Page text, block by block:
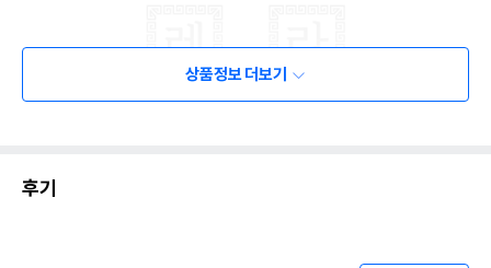
상품정보 더보기
후기